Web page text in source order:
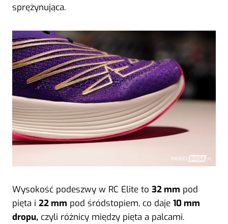
sprężynująca.
Wysokość podeszwy w RC Elite to 32 mm pod
pięta i 22 mm pod śródstopiem, co daje 10 mm
dropu, czyli różnicy między pięta a palcami.